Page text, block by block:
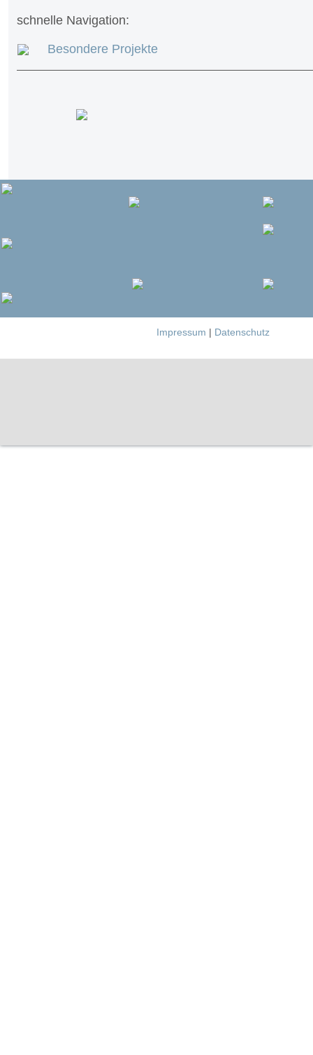
schnelle Navigation:
Besondere Projekte
Impressum | Datenschutz